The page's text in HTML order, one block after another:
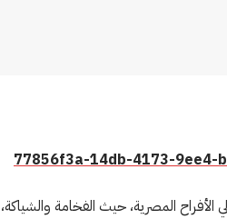
77856f3a-14db-4173-9ee4-
الأفراح المصرية، حيث الفخامة